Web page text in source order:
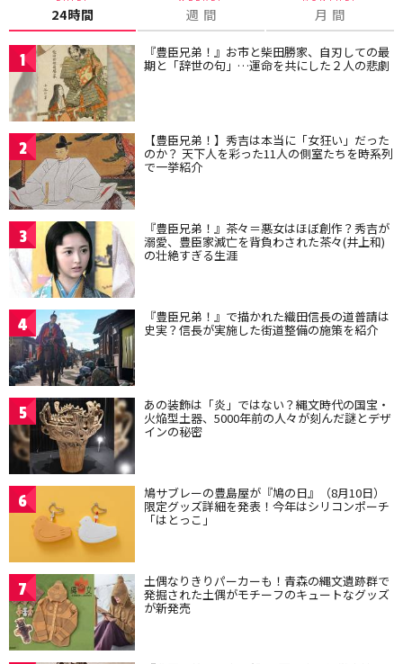
24時間 週 間 月 間
1 『豊臣兄弟！』お市と柴田勝家、自刃しての最
期と「辞世の句」…運命を共にした２人の悲劇
2 【豊臣兄弟！】秀吉は本当に「女狂い」だった
のか？ 天下人を彩った11人の側室たちを時系列
で一挙紹介
3 『豊臣兄弟！』茶々＝悪女はほぼ創作？秀吉が
溺愛、豊臣家滅亡を背負わされた茶々(井上和)
の壮絶すぎる生涯
4 『豊臣兄弟！』で描かれた織田信長の道普請は
史実？信長が実施した街道整備の施策を紹介
5 あの装飾は「炎」ではない？縄文時代の国宝・
火焔型土器、5000年前の人々が刻んだ謎とデザ
インの秘密
6 鳩サブレーの豊島屋が『鳩の日』（8月10日）
限定グッズ詳細を発表！今年はシリコンポーチ
「はとっこ」
7 土偶なりきりパーカーも！青森の縄文遺跡群で
発掘された土偶がモチーフのキュートなグッズ
が新発売